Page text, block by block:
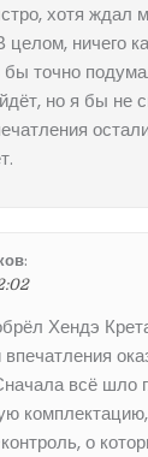
хотя ждал
ничего
бы точно
но я бы не
:
Хендэ
впечатления
всё шло
о